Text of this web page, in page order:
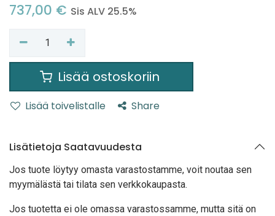
737,00 € Sis ALV 25.5%
Lisää ostoskoriin
Lisää toivelistalle Share
Lisätietoja Saatavuudesta
Jos tuote löytyy omasta varastostamme, voit noutaa sen
myymälästä tai tilata sen verkkokaupasta.
Jos tuotetta ei ole omassa varastossamme, mutta sitä on